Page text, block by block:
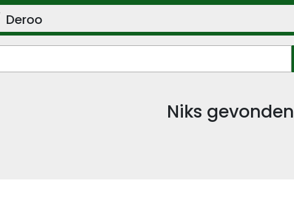
Deroo
Niks gevonden